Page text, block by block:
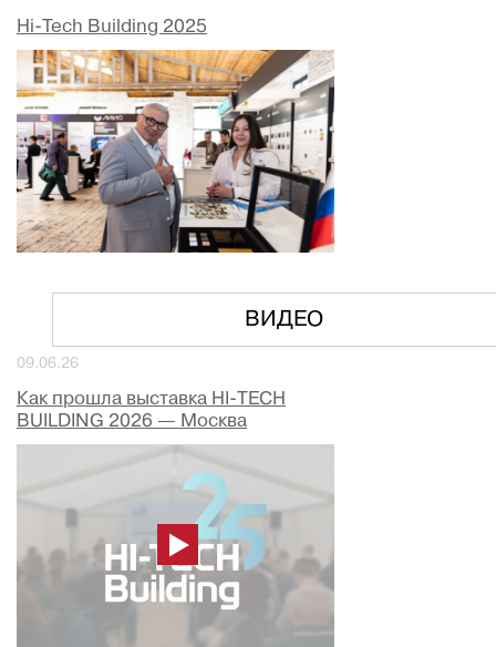
Hi-Tech Building 2025
ВИДЕО
09.06.26
Как прошла выставка HI-TECH
BUILDING 2026 — Москва